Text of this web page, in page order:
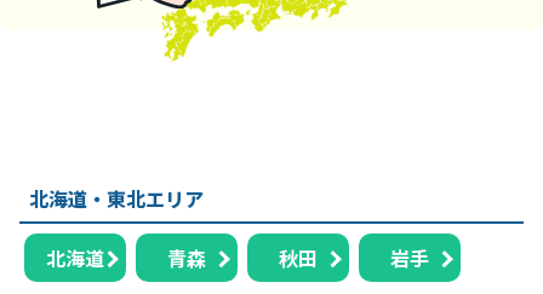
北海道・東北エリア
北海道 青森 秋田 岩手